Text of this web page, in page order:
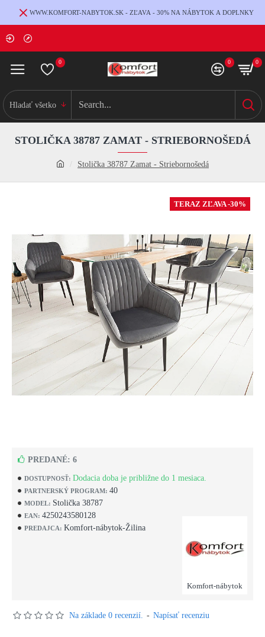
WWW.KOMFORT-NABYTOK.SK - ZĽAVA - 30% NA NÁBYTOK A DOPLNKY
0 0 0
Hladať všetko
Stolička 38787 Zamat - Striebornošedá
STOLIČKA 38787 ZAMAT - STRIEBORNOŠEDÁ
TERAZ ZĽAVA -30%
DOSTUPNOSŤ: Dodacia doba je približne do 1 mesiaca.
PARTNERSKÝ PROGRAM: 40
MODEL: Stolička 38787
EAN: 4250243580128
PREDAJCA: Komfort-nábytok-Žilina
Komfort-nábytok
PREDANÉ: 6
Na základe 0 recenzií. - Napísať recenziu